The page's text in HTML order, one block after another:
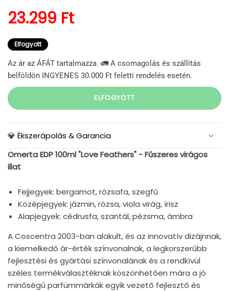
Normál ár
23.299 Ft
Elfogyott
Az ár az ÁFÁT tartalmazza. 🚛 A csomagolás és szállítás
belföldön INGYENES 30.000 Ft feletti rendelés esetén.
ELFOGYOTT
💎 Ékszerápolás & Garancia
Omerta EDP 100ml "Love Feathers" - Fűszeres virágos
illat
Fejjegyek: bergamot, rózsafa, szegfű
Középjegyek: jázmin, rózsa, viola virág, írisz
Alapjegyek: cédrusfa, szantál, pézsma, ámbra
A Coscentra 2003-ban alakult, és az innovatív dizájnnak,
a kiemelkedő ár-érték színvonalnak, a legkorszerűbb
fejlesztési és gyártási színvonalának és a rendkívül
széles termékválasztéknak köszönhetően mára a jó
minőségű parfümmárkák egyik vezető fejlesztő és